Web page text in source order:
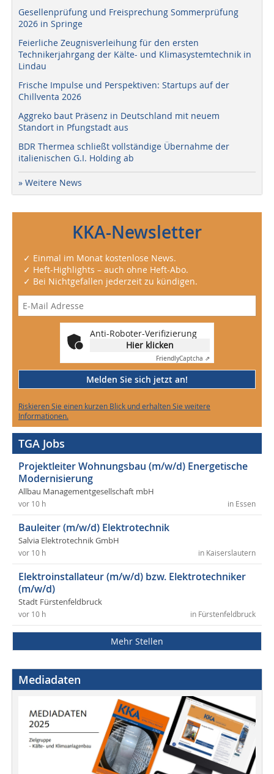
Gesellenprüfung und Freisprechung Sommerprüfung
2026 in Springe
Feierliche Zeugnisverleihung für den ersten
Technikerjahrgang der Kälte- und Klimasystemtechnik in
Lindau
Frische Impulse und Perspektiven: Startups auf der
Chillventa 2026
Aggreko baut Präsenz in Deutschland mit neuem
Standort in Pfungstadt aus
BDR Thermea schließt vollständige Übernahme der
italienischen G.I. Holding ab
» Weitere News
KKA-Newsletter
✓ Einmal im Monat kostenlose News.
✓ Heft-Highlights – auch ohne Heft-Abo.
✓ Bei Nichtgefallen jederzeit zu kündigen.
Anti-Roboter-Verifizierung
Hier klicken
FriendlyCaptcha ⇗
Melden Sie sich jetzt an!
Riskieren Sie einen kurzen Blick und erhalten Sie weitere
Informationen.
TGA Jobs
Projektleiter Wohnungsbau (m/w/d) Energetische
Modernisierung
Allbau Managementgesellschaft mbH
in Essen
vor 10 h
Bauleiter (m/w/d) Elektrotechnik
Salvia Elektrotechnik GmbH
in Kaiserslautern
vor 10 h
Elektroinstallateur (m/w/d) bzw. Elektrotechniker
(m/w/d)
Stadt Fürstenfeldbruck
in Fürstenfeldbruck
vor 10 h
Mehr Stellen
Mediadaten